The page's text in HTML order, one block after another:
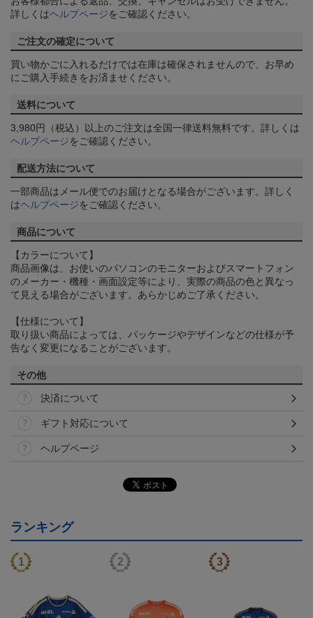
詳しくはヘルプページをご確認ください。
ご注文の確定について
買い物かごに入れるだけでは在庫は確保されませんので、お早め
にご購入手続きをお済ませください。
送料について
3,980円（税込）以上のご注文は全国一律送料無料です。詳しくは
ヘルプページをご確認ください。
配送方法について
一部商品はメール便でのお届けとなる場合がございます。詳しく
はヘルプページをご確認ください。
商品について
【カラーについて】
商品画像は、お使いのパソコンのモニターおよびスマートフォン
のメーカー・機種・画面設定等により、実際の商品の色と異なっ
て見える場合がございます。あらかじめご了承ください。
【仕様について】
取り扱い商品によっては、パッケージやデザインなどの仕様が予
告なく変更になることがございます。
その他
決済について
ギフト対応について
ヘルプページ
ランキング